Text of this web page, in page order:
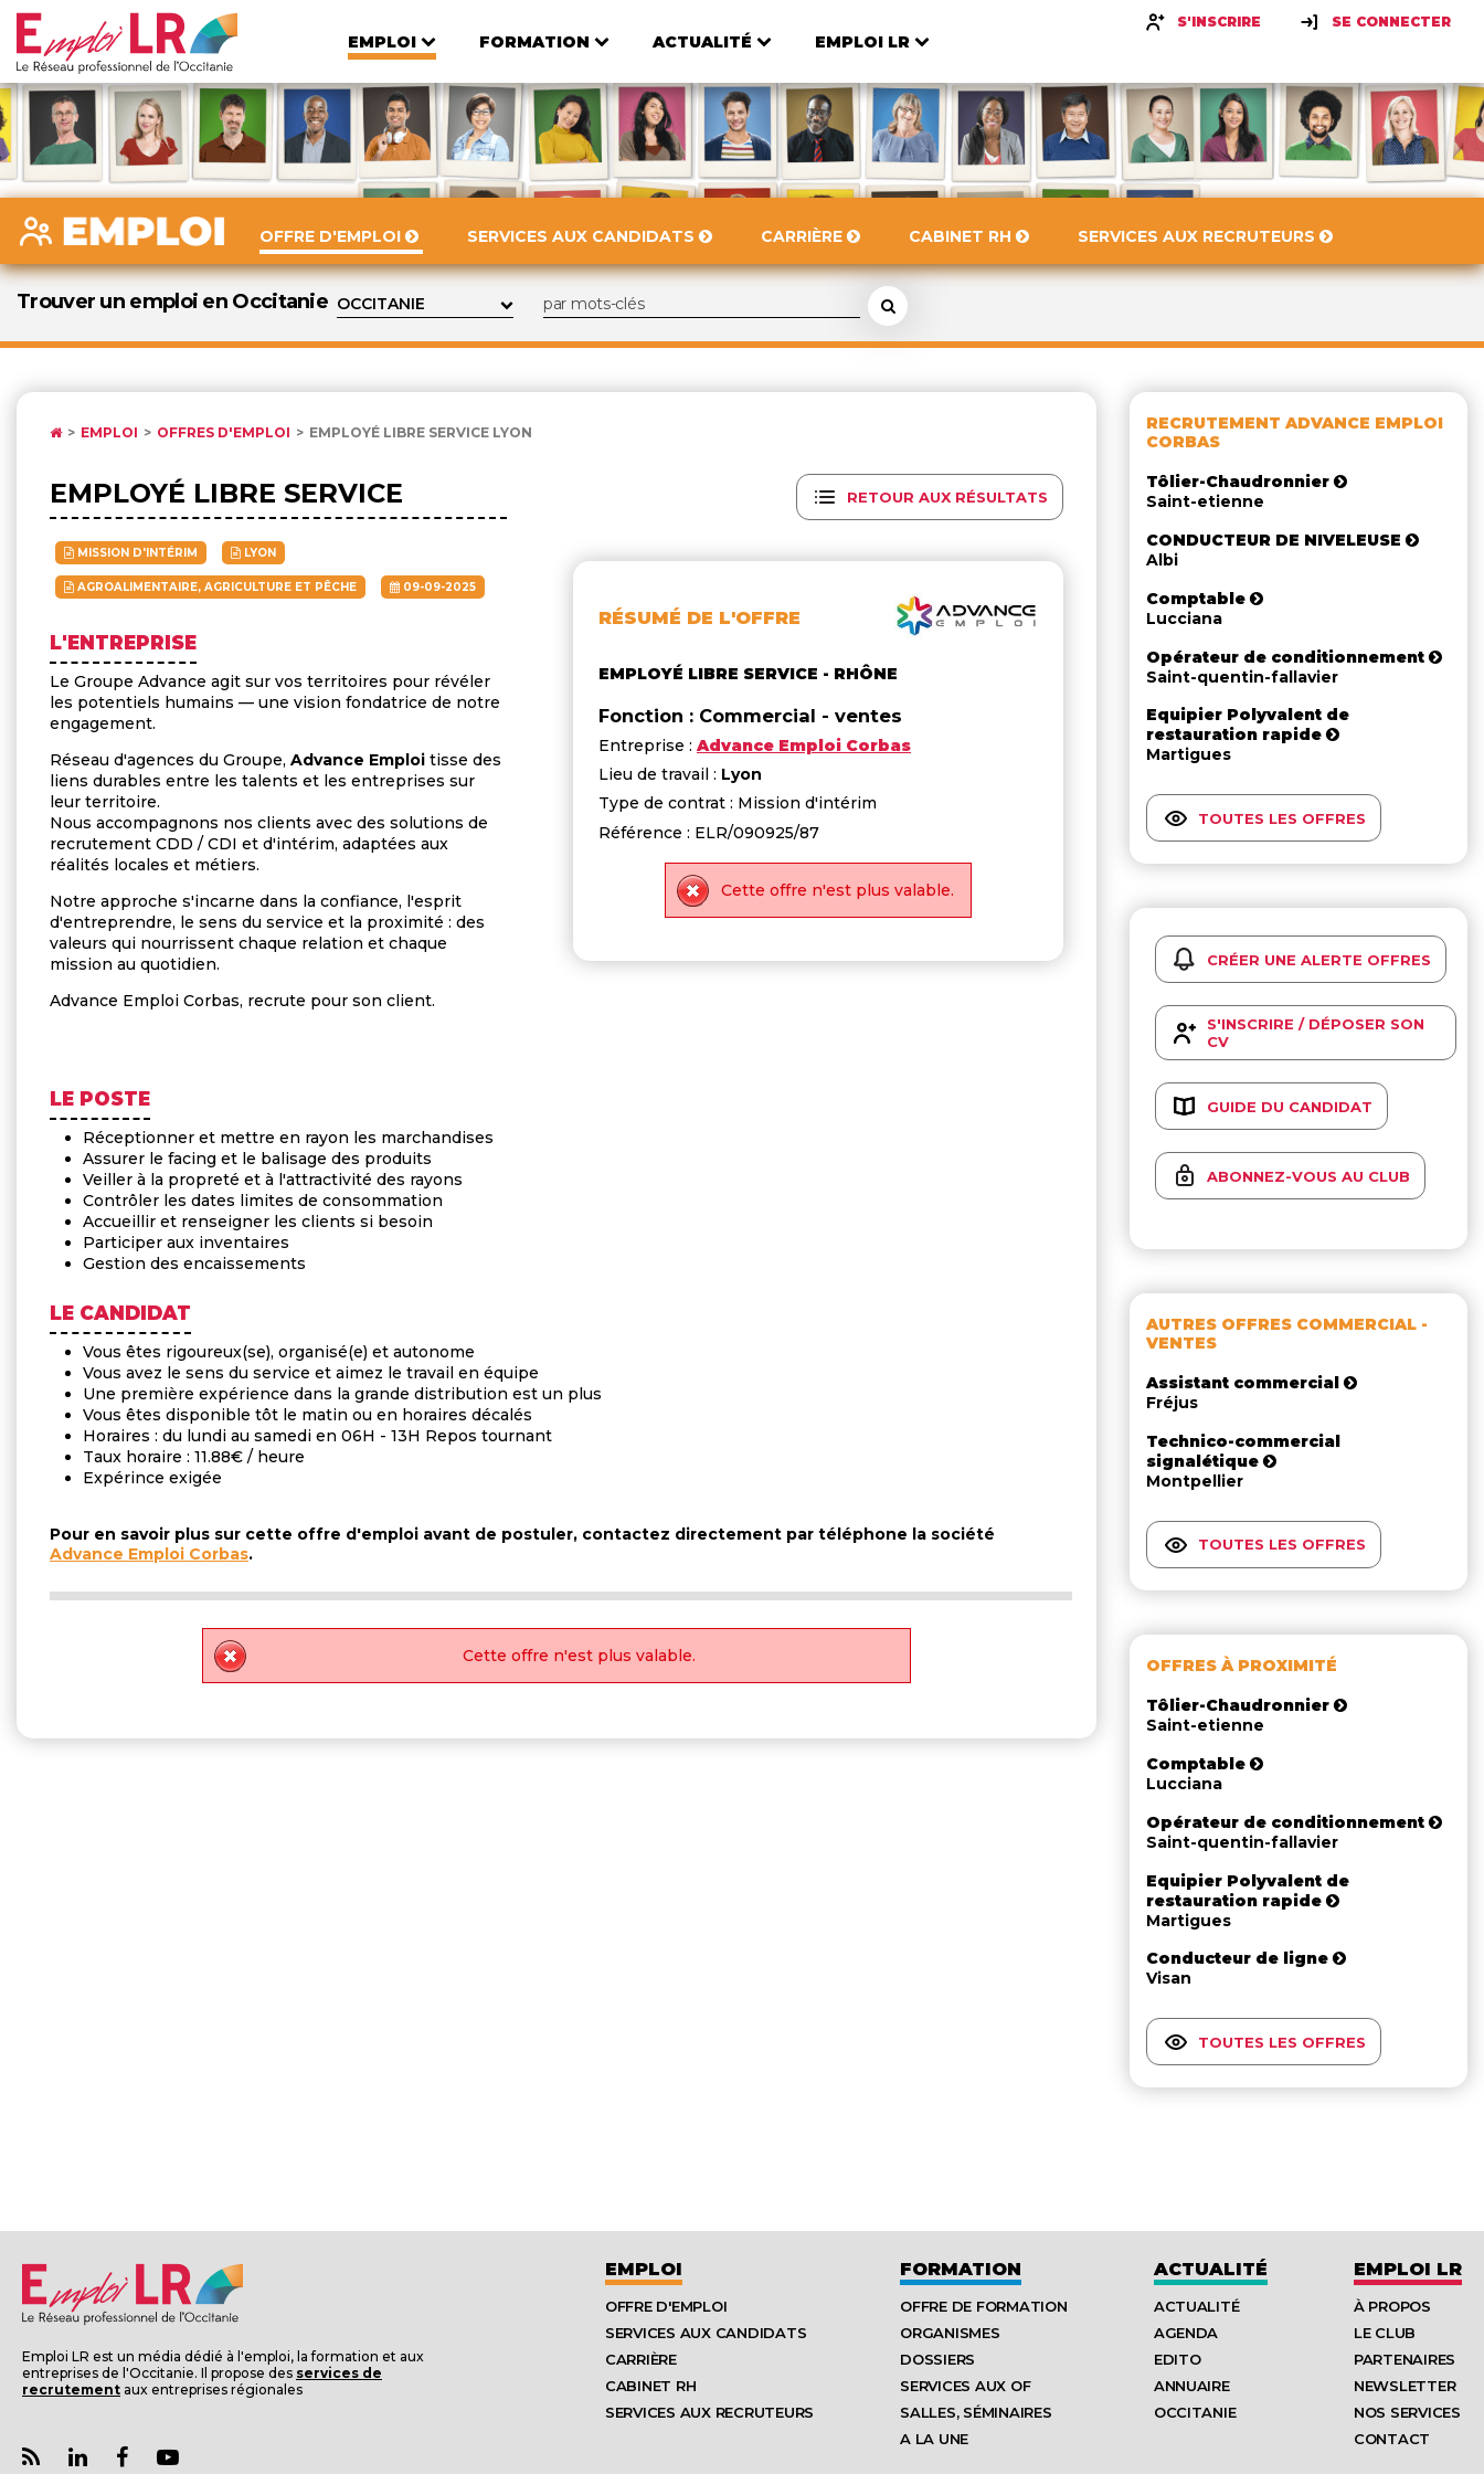
EMPLOI FORMATION ACTUALITÉ EMPLOI LR
S'INSCRIRE SE CONNECTER
OFFRE D'EMPLOI SERVICES AUX CANDIDATS CARRIÈRE CABINET RH SERVICES AUX RECRUTEURS
Trouver un emploi en Occitanie
EMPLOI OFFRES D'EMPLOI EMPLOYÉ LIBRE SERVICE LYON
RETOUR AUX RÉSULTATS
RÉSUMÉ DE L'OFFRE
EMPLOYÉ LIBRE SERVICE - RHÔNE
Fonction : Commercial - ventes
Entreprise : Advance Emploi Corbas
Lieu de travail : Lyon
Type de contrat : Mission d'intérim
Référence : ELR/090925/87
Cette offre n'est plus valable.
EMPLOYÉ LIBRE SERVICE
MISSION D'INTÉRIM LYON
AGROALIMENTAIRE, AGRICULTURE ET PÊCHE 09-09-2025
L'ENTREPRISE
Le Groupe Advance agit sur vos territoires pour révéler
les potentiels humains — une vision fondatrice de notre
engagement.
Réseau d'agences du Groupe, Advance Emploi tisse des
liens durables entre les talents et les entreprises sur
leur territoire.
Nous accompagnons nos clients avec des solutions de
recrutement CDD / CDI et d'intérim, adaptées aux
réalités locales et métiers.
Notre approche s'incarne dans la confiance, l'esprit
d'entreprendre, le sens du service et la proximité : des
valeurs qui nourrissent chaque relation et chaque
mission au quotidien.
Advance Emploi Corbas, recrute pour son client.
LE POSTE
Réceptionner et mettre en rayon les marchandises
Assurer le facing et le balisage des produits
Veiller à la propreté et à l'attractivité des rayons
Contrôler les dates limites de consommation
Accueillir et renseigner les clients si besoin
Participer aux inventaires
Gestion des encaissements
LE CANDIDAT
Vous êtes rigoureux(se), organisé(e) et autonome
Vous avez le sens du service et aimez le travail en équipe
Une première expérience dans la grande distribution est un plus
Vous êtes disponible tôt le matin ou en horaires décalés
Horaires : du lundi au samedi en 06H - 13H Repos tournant
Taux horaire : 11.88€ / heure
Expérince exigée
Pour en savoir plus sur cette offre d'emploi avant de postuler, contactez directement par téléphone la société
Advance Emploi Corbas.
Cette offre n'est plus valable.
RECRUTEMENT ADVANCE EMPLOI
CORBAS
Tôlier-Chaudronnier
Saint-etienne
CONDUCTEUR DE NIVELEUSE
Albi
Comptable
Lucciana
Opérateur de conditionnement
Saint-quentin-fallavier
Equipier Polyvalent de
restauration rapide
Martigues
TOUTES LES OFFRES
CRÉER UNE ALERTE OFFRES
S'INSCRIRE / DÉPOSER SON
CV
GUIDE DU CANDIDAT
ABONNEZ-VOUS AU CLUB
AUTRES OFFRES COMMERCIAL -
VENTES
Assistant commercial
Fréjus
Technico-commercial
signalétique
Montpellier
TOUTES LES OFFRES
OFFRES À PROXIMITÉ
Tôlier-Chaudronnier
Saint-etienne
Comptable
Lucciana
Opérateur de conditionnement
Saint-quentin-fallavier
Equipier Polyvalent de
restauration rapide
Martigues
Conducteur de ligne
Visan
TOUTES LES OFFRES
Emploi LR est un média dédié à l'emploi, la formation et aux
entreprises de l'Occitanie. Il propose des services de
recrutement aux entreprises régionales
EMPLOI
OFFRE D'EMPLOI
SERVICES AUX CANDIDATS
CARRIÈRE
CABINET RH
SERVICES AUX RECRUTEURS
FORMATION
OFFRE DE FORMATION
ORGANISMES
DOSSIERS
SERVICES AUX OF
SALLES, SÉMINAIRES
A LA UNE
ACTUALITÉ
ACTUALITÉ
AGENDA
EDITO
ANNUAIRE
OCCITANIE
EMPLOI LR
À PROPOS
LE CLUB
PARTENAIRES
NEWSLETTER
NOS SERVICES
CONTACT